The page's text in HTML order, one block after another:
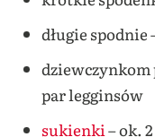
długie
par legginsów
sukienki – ok.